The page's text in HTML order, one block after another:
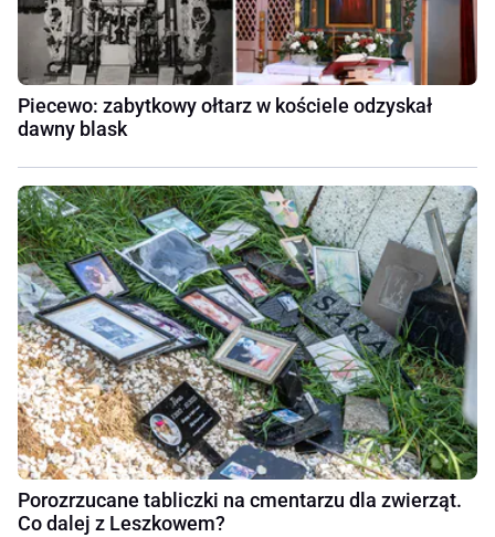
Piecewo: zabytkowy ołtarz w kościele odzyskał
dawny blask
Porozrzucane tabliczki na cmentarzu dla zwierząt.
Co dalej z Leszkowem?